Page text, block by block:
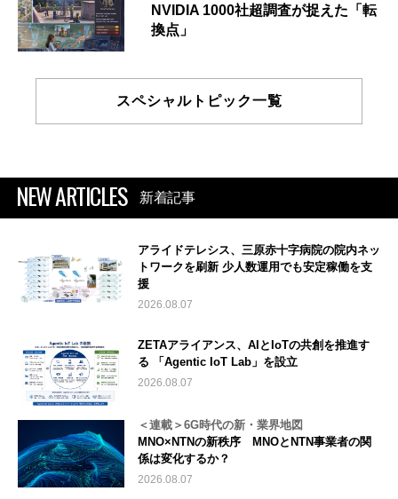
NVIDIA 1000社超調査が捉えた「転
換点」
スペシャルトピック一覧
NEW ARTICLES 新着記事
アライドテレシス、三原赤十字病院の院内ネッ
トワークを刷新 少人数運用でも安定稼働を支
援
2026.08.07
ZETAアライアンス、AIとIoTの共創を推進す
る 「Agentic IoT Lab」を設立
2026.08.07
＜連載＞6G時代の新・業界地図
MNO×NTNの新秩序 MNOとNTN事業者の関
係は変化するか？
2026.08.07